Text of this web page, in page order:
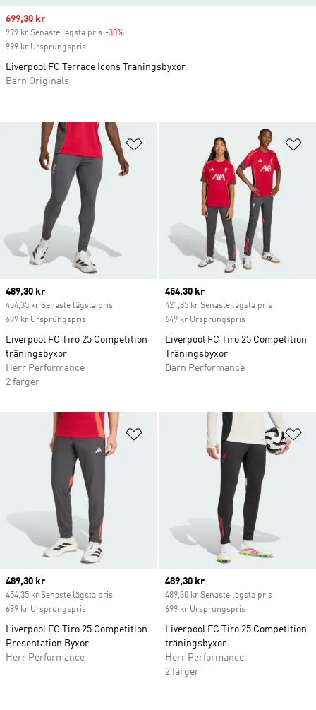
Lägg till på önskelistan
Current price
489,30 kr
454,35 kr Senaste lägsta pris
699 kr Ursprungspris
Liverpool FC Tiro 25 Competition
träningsbyxor
Herr Performance
2 färger
Current price
454,30 kr
421,85 kr Senaste lägsta pris
649 kr Ursprungspris
Liverpool FC Tiro 25 Competition
Träningsbyxor
Barn Performance
Lägg till på önskelistan
Current price
489,30 kr
454,35 kr Senaste lägsta pris
699 kr Ursprungspris
Liverpool FC Tiro 25 Competition
Presentation Byxor
Herr Performance
Current price
489,30 kr
489,30 kr Senaste lägsta pris
699 kr Ursprungspris
Liverpool FC Tiro 25 Competition
träningsbyxor
Herr Performance
2 färger
Sale price
699,30 kr
999 kr Senaste lägsta pris -30%
999 kr Ursprungspris
Liverpool FC Terrace Icons Träningsbyxor
Barn Originals